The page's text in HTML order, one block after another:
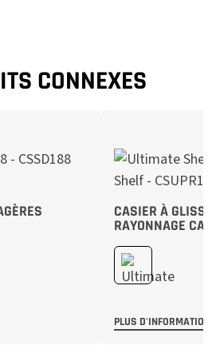
CONNEXES
CASIER À
RAYONNAGE
PLUS D'INFORMATIONS